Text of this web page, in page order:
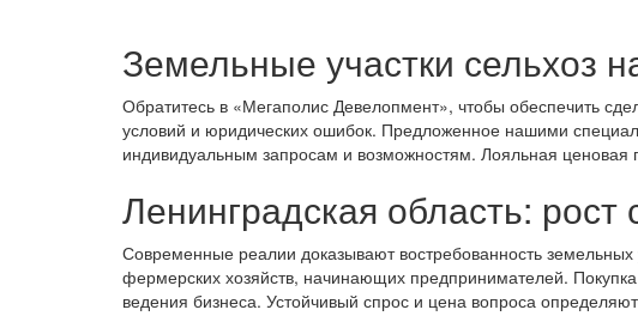
Земельные участки сельхоз
Обратитесь в «Мегаполис Девелопмент», чтобы обеспечить
условий и юридических ошибок. Предложенное нашими
индивидуальным запросам и возможностям. Лояльная ценовая
Ленинградская область: рост
Современные реалии доказывают востребованность
фермерских хозяйств, начинающих предпринимателей.
ведения бизнеса. Устойчивый спрос и цена вопроса